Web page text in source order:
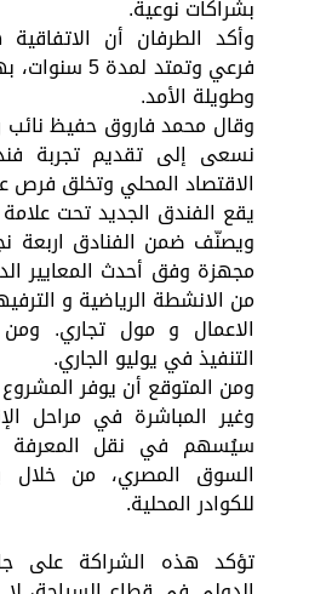
بشراكات نوعية.
وأكد الطرفان أن
فرعي وتمتد
وطويلة الأمد.
وقال محمد فاروق حفيظ
نسعى إلى تقديم تجربة
الاقتصاد المحلي وتخلق
يقع الفندق الجديد تحت
مجهزة وفق أحدث المعايير
من الانشطة الرياضية و
الاعمال و مول تجاري.
التنفيذ في يوليو الجاري.
ومن المتوقع أن يوفر
وغير المباشرة في مراحل
سيُسهم في نقل المعرفة
السوق المصري، من خلال
للكوادر المحلية.
تؤكد هذه الشراكة على